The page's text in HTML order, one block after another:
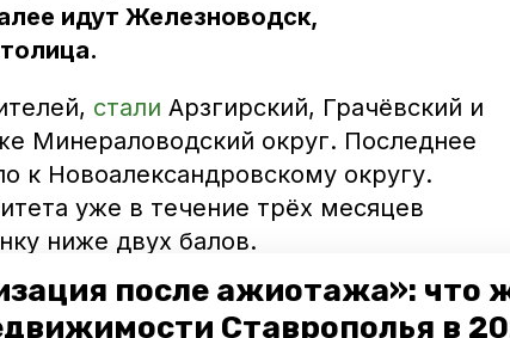
после ажиотажа»: что
Ставрополья в
идут Железноводск,
стали Арзгирский, Грачёвский и
Минераловодский округ. Последнее
к Новоалександровскому округу.
уже в течение трёх месяцев
ниже двух балов.
рассказали, что у жителей